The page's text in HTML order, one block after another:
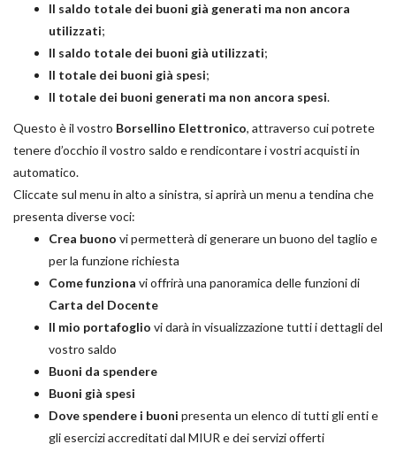
Il saldo totale dei buoni già generati ma non ancora
utilizzati;
Il saldo totale dei buoni già utilizzati;
Il totale dei buoni già spesi;
Il totale dei buoni generati ma non ancora spesi.
Questo è il vostro Borsellino Elettronico, attraverso cui potrete
tenere d’occhio il vostro saldo e rendicontare i vostri acquisti in
automatico.
Cliccate sul menu in alto a sinistra, si aprirà un menu a tendina che
presenta diverse voci:
Crea buono vi permetterà di generare un buono del taglio e
per la funzione richiesta
Come funziona vi offrirà una panoramica delle funzioni di
Carta del Docente
Il mio portafoglio vi darà in visualizzazione tutti i dettagli del
vostro saldo
Buoni da spendere
Buoni già spesi
Dove spendere i buoni presenta un elenco di tutti gli enti e
gli esercizi accreditati dal MIUR e dei servizi offerti